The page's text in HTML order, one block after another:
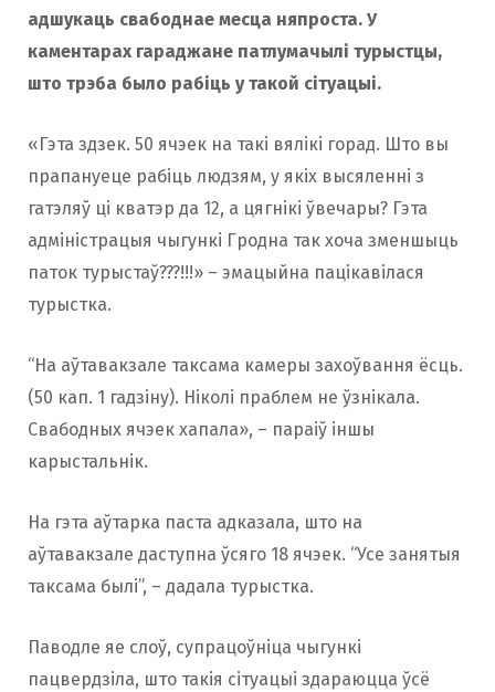
адшукаць свабоднае месца няпроста. У
каментарах гараджане патлумачылі турыстцы,
што трэба было рабіць у такой сітуацыі.
«Гэта здзек. 50 ячэек на такі вялікі горад. Што вы
прапануеце рабіць людзям, у якіх высяленні з
гатэляў ці кватэр да 12, а цягнікі ўвечары? Гэта
адміністрацыя чыгункі Гродна так хоча зменшыць
паток турыстаў???!!!» – эмацыйна пацікавілася
турыстка.
“На аўтавакзале таксама камеры захоўвання ёсць.
(50 кап. 1 гадзіну). Ніколі праблем не ўзнікала.
Свабодных ячэек хапала», – параіў іншы
карыстальнік.
На гэта аўтарка паста адказала, што на
аўтавакзале даступна ўсяго 18 ячэек. “Усе занятыя
таксама былі”, – дадала турыстка.
Паводле яе слоў, супрацоўніца чыгункі
пацвердзіла, што такія сітуацыі здараюцца ўсё